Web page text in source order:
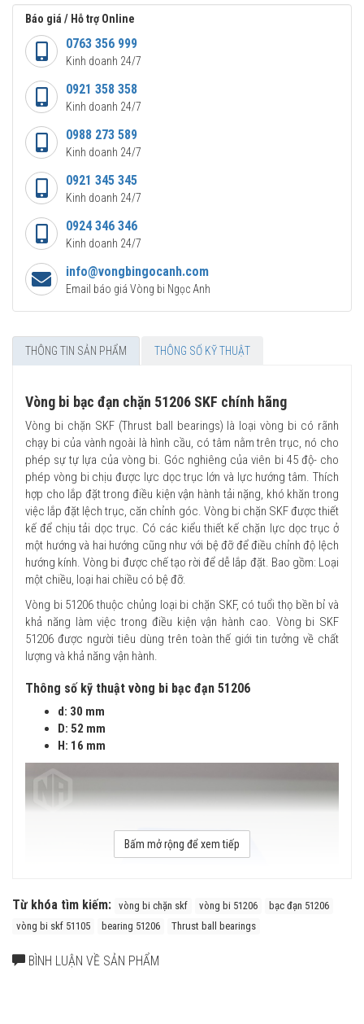
Báo giá / Hỗ trợ Online
0763 356 999
Kinh doanh 24/7
0921 358 358
Kinh doanh 24/7
0988 273 589
Kinh doanh 24/7
0921 345 345
Kinh doanh 24/7
0924 346 346
Kinh doanh 24/7
info@vongbingocanh.com
Email báo giá Vòng bi Ngọc Anh
THÔNG TIN SẢN PHẨM THÔNG SỐ KỸ THUẬT
Vòng bi bạc đạn chặn 51206 SKF chính hãng
Vòng bi chặn SKF (Thrust ball bearings) là loại vòng bi có rãnh
chạy bi của vành ngoài là hình cầu, có tâm nằm trên trục, nó cho
phép sự tự lựa của vòng bi. Góc nghiêng của viên bi 45 độ- cho
phép vòng bi chịu được lực dọc trục lớn và lực hướng tâm. Thích
hợp cho lắp đặt trong điều kiện vận hành tải nặng, khó khăn trong
việc lắp đặt lệch trục, căn chỉnh góc. Vòng bi chặn SKF được thiết
kế để chịu tải dọc trục. Có các kiểu thiết kế chặn lực dọc trục ở
một hướng và hai hướng cũng như với bệ đỡ để điều chỉnh độ lệch
hướng kính. Vòng bi được chế tạo rời để dễ lắp đặt. Bao gồm: Loại
một chiều, loại hai chiều có bệ đỡ.
Vòng bi 51206 thuộc chủng loại bi chặn SKF, có tuổi thọ bền bỉ và
khả năng làm việc trong điều kiện vận hành cao. Vòng bi SKF
51206 được người tiêu dùng trên toàn thế giới tin tưởng về chất
lượng và khả năng vận hành.
Thông số kỹ thuật vòng bi bạc đạn 51206
d: 30 mm
D: 52 mm
H: 16 mm
Bấm mở rộng để xem tiếp
Từ khóa tìm kiếm: vòng bi chặn skf vòng bi 51206
bạc đạn 51206
vòng bi skf 51105
bearing 51206 Thrust ball bearings
BÌNH LUẬN VỀ SẢN PHẨM